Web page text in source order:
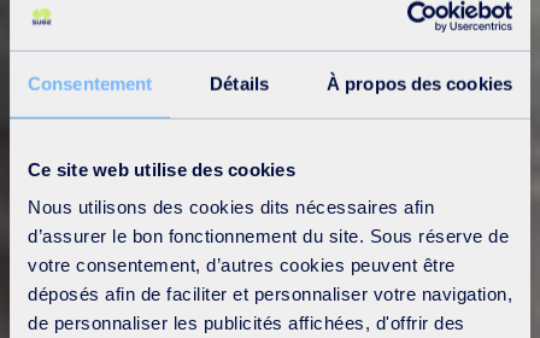
Consentement Détails À propos des cookies
Ce site web utilise des cookies
Nous utilisons des cookies dits nécessaires afin
d’assurer le bon fonctionnement du site. Sous réserve de
votre consentement, d’autres cookies peuvent être
déposés afin de faciliter et personnaliser votre navigation,
de personnaliser les publicités affichées, d'offrir des